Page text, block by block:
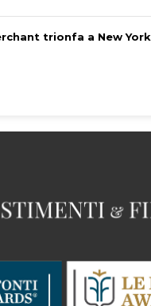
trionfa a New York